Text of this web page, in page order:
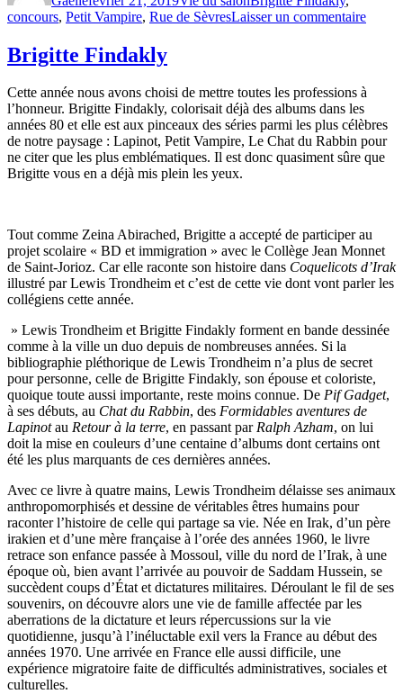
concours, Petit Vampire, Rue de SèvresLaisser un commentairesur
Brigitte Findakly
Cette année nous avons choisi de mettre toutes les professions à
l’honneur. Brigitte Findakly, colorisait déjà des albums dans les
années 80 et elle est aux pinceaux des séries parmi les plus célèbres
de notre paysage : Lapinot, Petit Vampire, Le Chat du Rabbin pour
ne citer que les plus emblématiques. Il est donc quasiment sûre que
Brigitte vous en a déjà mis plein les yeux.
Tout comme Zeina Abirached, Brigitte a accepté de participer au
projet scolaire « BD et immigration » avec le Collège Jean Monnet
de Saint-Jorioz. Car elle raconte son histoire dans Coquelicots d’Irak
illustré par Lewis Trondheim et c’est de cette vie dont vont parler les
collégiens cette année.
» Lewis Trondheim et Brigitte Findakly forment en bande dessinée
comme à la ville un duo depuis de nombreuses années. Si la
bibliographie pléthorique de Lewis Trondheim n’a plus de secret
pour personne, celle de Brigitte Findakly, son épouse et coloriste,
quoique toute aussi importante, reste moins connue. De Pif Gadget,
à ses débuts, au Chat du Rabbin, des Formidables aventures de
Lapinotau Retour à la terre, en passant parRalph Azham, on lui
doit la mise en couleurs d’une centaine d’albums dont certains ont
été les plus marquants de ces dernières années.
Avec ce livre à quatre mains, Lewis Trondheim délaisse ses animaux
anthropomorphisés et dessine de véritables êtres humains pour
raconter l’histoire de celle qui partage sa vie. Née en Irak, d’un père
irakien et d’une mère française à l’orée des années 1960, le livre
retrace son enfance passée à Mossoul, ville du nord de l’Irak, à une
époque où, bien avant l’arrivée au pouvoir de Saddam Hussein, se
succèdent coups d’État et dictatures militaires. Déroulant le fil de ses
souvenirs, on découvre alors une vie de famille affectée par les
aberrations de la dictature et leurs répercussions sur la vie
quotidienne, jusqu’à l’inéluctable exil vers la France au début des
années 1970. Une arrivée en France elle aussi difficile, une
expérience migratoire faite de difficultés administratives, sociales et
culturelles.